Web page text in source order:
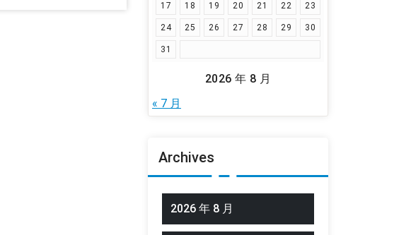
2026 年 8 月
17 18 19 20 21 22 23
24 25 26 27 28 29 30
31
« 7 月
Archives
2026 年 8 月